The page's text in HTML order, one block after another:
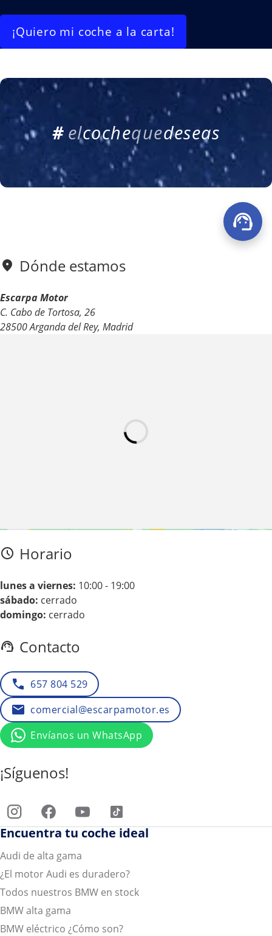
¡Quiero mi coche a la carta!
# elcochequedeseas
Horario
lunes a viernes: 10:00 - 19:00
sábado: cerrado
domingo: cerrado
Dónde estamos
Escarpa Motor
C. Cabo de Tortosa, 26
28500 Arganda del Rey, Madrid
Contacto
657 804 529
comercial@escarpamotor.es
Envíanos un WhatsApp
¡Síguenos!
Política de cookies
Encuentra tu coche ideal
Audi de alta gama
¿El motor Audi es duradero?
Todos nuestros BMW en stock
BMW alta gama
BMW eléctrico ¿Cómo son?